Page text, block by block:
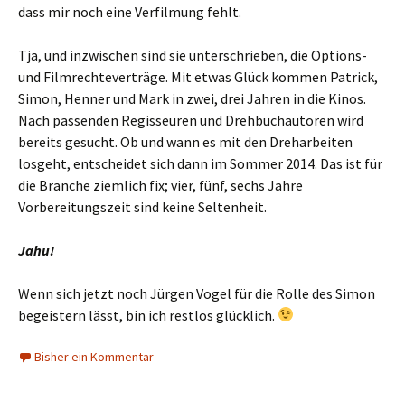
dass mir noch eine Verfilmung fehlt.
Tja, und inzwischen sind sie unterschrieben, die Options-
und Filmrechteverträge. Mit etwas Glück kommen Patrick,
Simon, Henner und Mark in zwei, drei Jahren in die Kinos.
Nach passenden Regisseuren und Drehbuchautoren wird
bereits gesucht. Ob und wann es mit den Dreharbeiten
losgeht, entscheidet sich dann im Sommer 2014. Das ist für
die Branche ziemlich fix; vier, fünf, sechs Jahre
Vorbereitungszeit sind keine Seltenheit.
Jahu!
Wenn sich jetzt noch Jürgen Vogel für die Rolle des Simon
begeistern lässt, bin ich restlos glücklich.
Bisher ein Kommentar